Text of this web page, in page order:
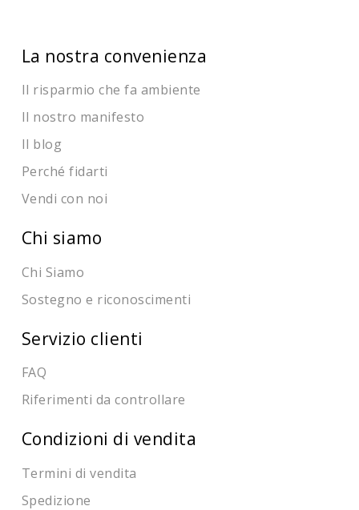
La nostra convenienza
Il risparmio che fa ambiente
Il nostro manifesto
Il blog
Perché fidarti
Vendi con noi
Chi siamo
Chi Siamo
Sostegno e riconoscimenti
Servizio clienti
FAQ
Riferimenti da controllare
Condizioni di vendita
Termini di vendita
Spedizione